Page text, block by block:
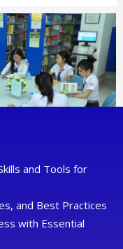
and Tools for
and Best Practices
with Essential